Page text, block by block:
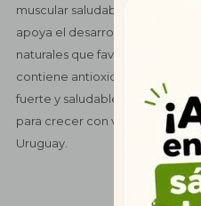
muscular saludable y aportan
apoya el desarrollo cerebral y
naturales que favorecen una
contiene antioxidantes
fuerte y saludable. Ideal para
para crecer con vitalidad y
Uruguay.